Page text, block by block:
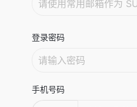
登录密码
手机号码